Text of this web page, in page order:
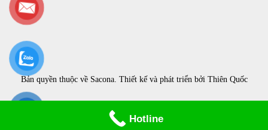
Bản quyền thuộc về Sacona. Thiết kế và phát triển bởi Thiên Quốc
Hotline